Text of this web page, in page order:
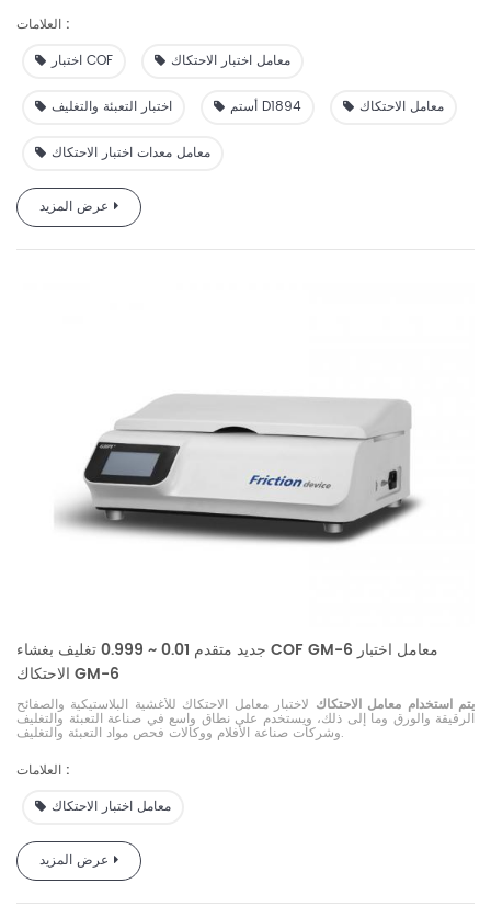
العلامات :
اختبار COF
معامل اختبار الاحتكاك
اختبار التعبئة والتغليف أستم D1894 معامل الاحتكاك
معامل معدات اختبار الاحتكاك
عرض المزيد
جديد متقدم 0.01 ~ 0.999 تغليف بغشاء COF GM-6 معامل اختبار
الاحتكاك GM-6
يتم استخدام معامل الاحتكاك لاختبار معامل الاحتكاك للأغشية البلاستيكية والصفائح
الرقيقة والورق وما إلى ذلك، ويستخدم على نطاق واسع في صناعة التعبئة والتغليف
وشركات صناعة الأفلام ووكالات فحص مواد التعبئة والتغليف.
العلامات :
معامل اختبار الاحتكاك
عرض المزيد